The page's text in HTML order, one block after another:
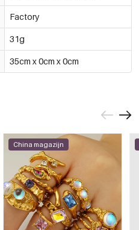
Factory
31g
35cm x 0cm x 0cm
China magazijn